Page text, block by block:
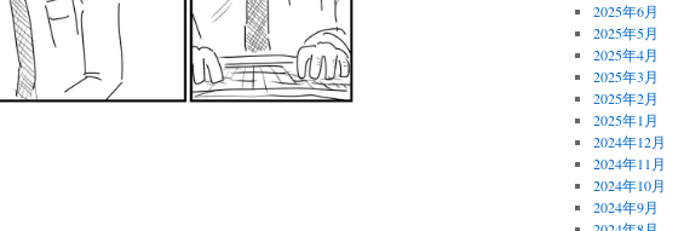
2025年6月
2025年5月
2025年4月
2025年3月
2025年2月
2025年1月
2024年12月
2024年11月
2024年10月
2024年9月